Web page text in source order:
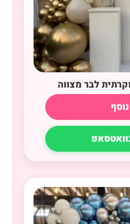
לבר מצווה